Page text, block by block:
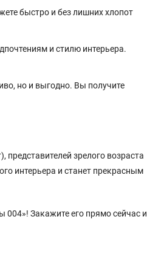
быстро и без лишних хлопот
и стилю интерьера.
но и выгодно. Вы получите
зрелого возраста
интерьера и станет прекрасным
Закажите его прямо сейчас и